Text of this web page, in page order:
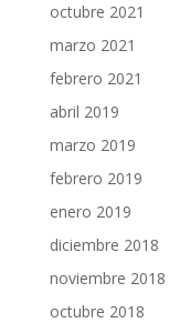
octubre 2021
marzo 2021
febrero 2021
abril 2019
marzo 2019
febrero 2019
enero 2019
diciembre 2018
noviembre 2018
octubre 2018